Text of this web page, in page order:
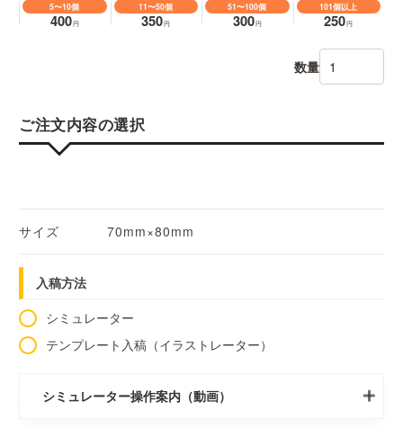
5〜10個
400円
11〜50個
350円
51〜100個
300円
101個以上
250円
数量
ご注文内容の選択
サイズ 70mm×80mm
入稿方法
シミュレーター
テンプレート入稿（イラストレーター）
シミュレーター操作案内（動画）